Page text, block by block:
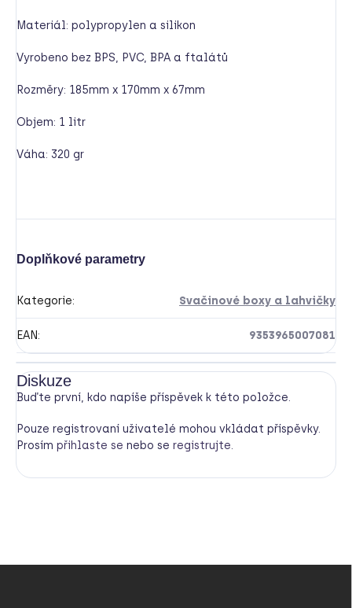
Materiál: polypropylen a silikon
Vyrobeno bez BPS, PVC, BPA a ftalátů
Rozměry: 185mm x 170mm x 67mm
Objem: 1 litr
Váha: 320 gr
Doplňkové parametry
Kategorie: Svačinové boxy a lahvičky
EAN: 9353965007081
Diskuze
Buďte první, kdo napíše příspěvek k této položce.
Pouze registrovaní uživatelé mohou vkládat příspěvky.
Prosím přihlaste se nebo se registrujte.